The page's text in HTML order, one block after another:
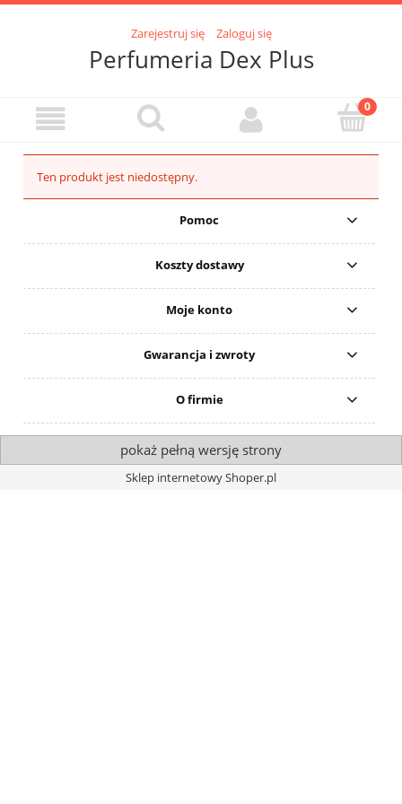
Zarejestruj się Zaloguj się
Perfumeria Dex Plus
Ten produkt jest niedostępny.
Pomoc
Koszty dostawy
Moje konto
Gwarancja i zwroty
O firmie
pokaż pełną wersję strony
Sklep internetowy Shoper.pl